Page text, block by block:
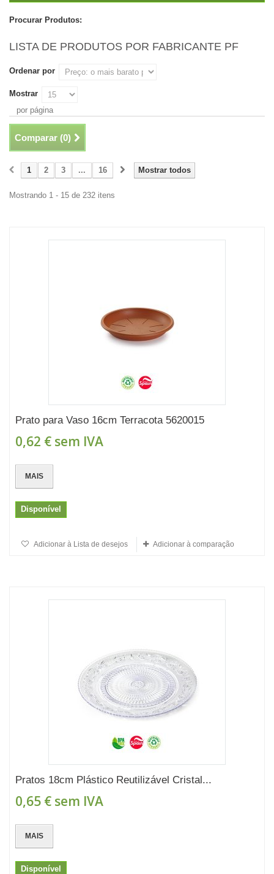
Procurar Produtos:
LISTA DE PRODUTOS POR FABRICANTE PF
Ordenar por
Mostrar
por página
Comparar (0)
Mostrar todos
1 2 3 ... 16
Mostrando 1 - 15 de 232 itens
Prato para Vaso 16cm Terracota 5620015
0,62 € sem IVA
MAIS
Disponível
Adicionar à Lista de desejos Adicionar à comparação
Pratos 18cm Plástico Reutilizável Cristal...
0,65 € sem IVA
MAIS
Disponível